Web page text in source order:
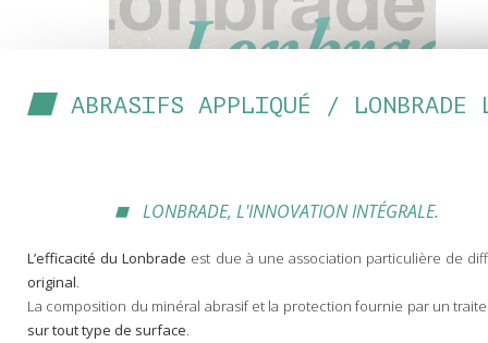
ABRASIFS APPLIQUÉ / LONBRADE
LONBRADE, L'INNOVATION INTÉGRALE.
L’efficacité du Lonbrade est due à une association particulière de
original.
La composition du minéral abrasif et la protection fournie par un
sur tout type de surface.